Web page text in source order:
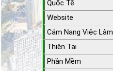
Quốc Tế
Website
Cảm Nang Việc Làm
Thiên Tai
Phần Mềm